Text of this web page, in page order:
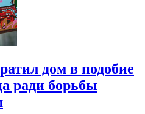
дом в подобие
ради борьбы